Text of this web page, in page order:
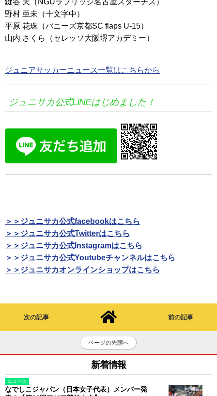
野村 亜未（十文字中）
平原 花珠（バニーズ京都SC flaps U-15）
山内 さくら（セレッソ大阪堺アカデミー）
ジュニアサッカーニュース一覧はこちらから
ジュニサカ公式LINEはじめました！
＞＞ジュニサカ公式facebookはこちら
＞＞ジュニサカ公式Twitterはこちら
＞＞ジュニサカ公式Instagramはこちら
＞＞ジュニサカ公式Youtubeチャンネルはこちら
＞＞ジュニサカオンラインショップはこちら
次の記事 前の記事
ページの先頭へ
新着情報
ニュース
なでしこジャパン（日本女子代表）メンバー発